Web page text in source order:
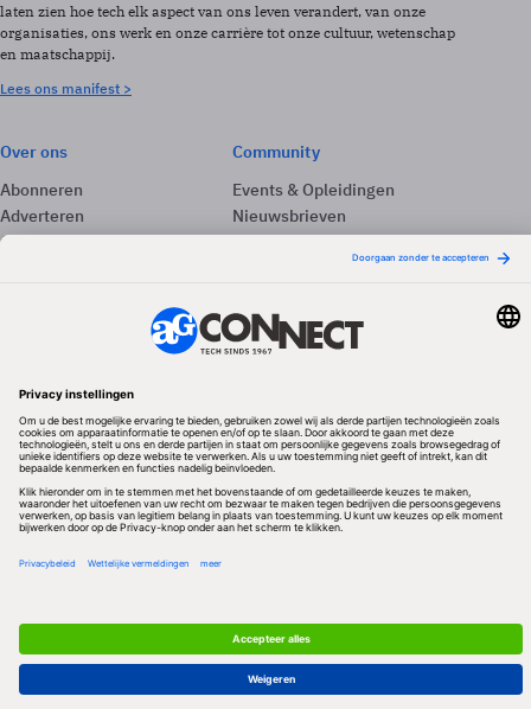
laten zien hoe tech elk aspect van ons leven verandert, van onze
organisaties, ons werk en onze carrière tot onze cultuur, wetenschap
en maatschappij.
Lees ons manifest >
Over ons
Abonneren
Adverteren
Contact
Community
Events & Opleidingen
Nieuwsbrieven
Vacatures
Redactionele partner